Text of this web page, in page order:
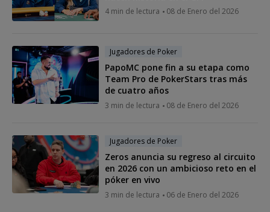
4 min de lectura 08 de Enero del 2026
Jugadores de Poker
PapoMC pone fin a su etapa como
Team Pro de PokerStars tras más
de cuatro años
3 min de lectura 08 de Enero del 2026
Jugadores de Poker
Zeros anuncia su regreso al circuito
en 2026 con un ambicioso reto en el
póker en vivo
3 min de lectura 06 de Enero del 2026